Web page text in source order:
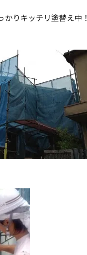
りキッチリ塗替え中！